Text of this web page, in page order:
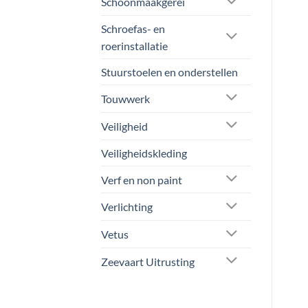
Schroefas- en
roerinstallatie
Stuurstoelen en onderstellen
Touwwerk
Veiligheid
Veiligheidskleding
Verf en non paint
Verlichting
Vetus
Zeevaart Uitrusting